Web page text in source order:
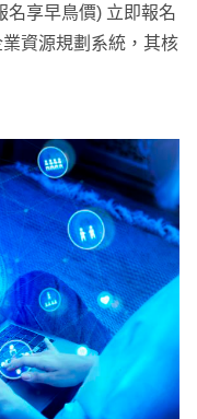
名享早鳥價) 立即報名
資源規劃系統，其核